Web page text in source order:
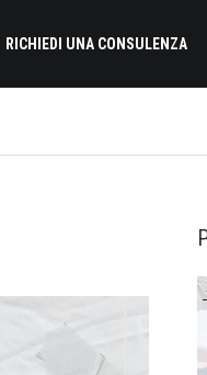
RICHIEDI UNA CONSULENZA